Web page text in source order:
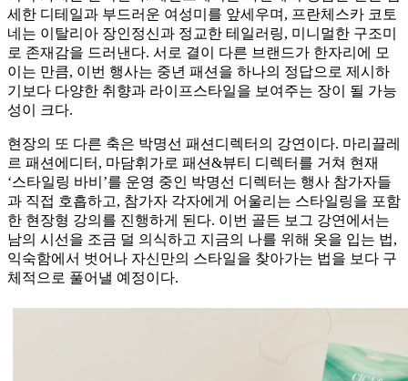
세한 디테일과 부드러운 여성미를 앞세우며, 프란체스카 코토
네는 이탈리아 장인정신과 정교한 테일러링, 미니멀한 구조미
로 존재감을 드러낸다. 서로 결이 다른 브랜드가 한자리에 모
이는 만큼, 이번 행사는 중년 패션을 하나의 정답으로 제시하
기보다 다양한 취향과 라이프스타일을 보여주는 장이 될 가능
성이 크다.
현장의 또 다른 축은 박명선 패션디렉터의 강연이다. 마리끌레
르 패션에디터, 마담휘가로 패션&뷰티 디렉터를 거쳐 현재
‘스타일링 바비’를 운영 중인 박명선 디렉터는 행사 참가자들
과 직접 호흡하고, 참가자 각자에게 어울리는 스타일링을 포함
한 현장형 강의를 진행하게 된다. 이번 골든 보그 강연에서는
남의 시선을 조금 덜 의식하고 지금의 나를 위해 옷을 입는 법,
익숙함에서 벗어나 자신만의 스타일을 찾아가는 법을 보다 구
체적으로 풀어낼 예정이다.